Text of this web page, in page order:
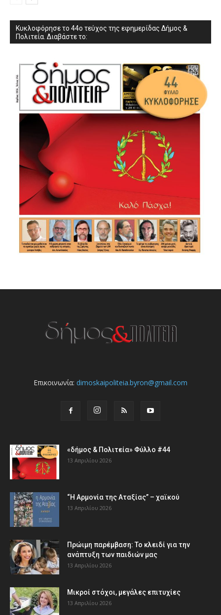
Κυκλοφόρησε το 44ο τεύχος της εφημερίδας Δήμος &
Πολιτεία. Διαβάστε το:
Επικοινωνία: dimoskaipoliteia.byron@gmail.com
«δήμος & Πολιτεία» Φύλλο #44
13 Απριλίου 2026
“Η Αρμονία της Αταξίας” – χαϊκού
13 Απριλίου 2026
Πρώιμη παρέμβαση: Το κλειδί για την
ανάπτυξη των παιδιών µας
13 Απριλίου 2026
Μικροί στόχοι, μεγάλες επιτυχίες
13 Απριλίου 2026